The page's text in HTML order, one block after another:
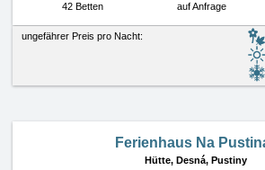
42 Betten auf Anfrage
ungefährer Preis pro Nacht:
Ferienhaus Na
Hütte, Desná, Pustiny